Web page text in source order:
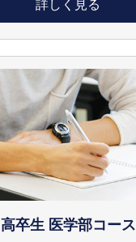
詳しく見る
高卒生 医学部コース